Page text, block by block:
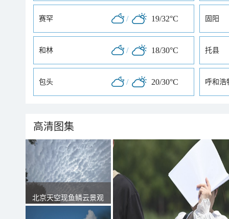
赛罕 / 19/32°C 固阳
和林 / 18/30°C 托县
包头 / 20/30°C 呼和浩
高清图集
北京天空现鱼鳞云景观